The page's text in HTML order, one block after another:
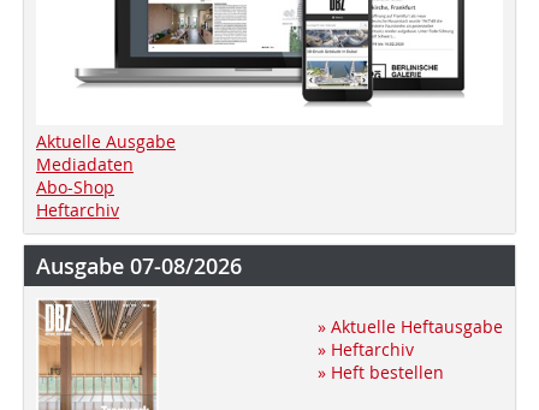
Aktuelle Ausgabe
Mediadaten
Abo-Shop
Heftarchiv
Ausgabe 07-08/2026
» Aktuelle Heftausgabe
» Heftarchiv
» Heft bestellen